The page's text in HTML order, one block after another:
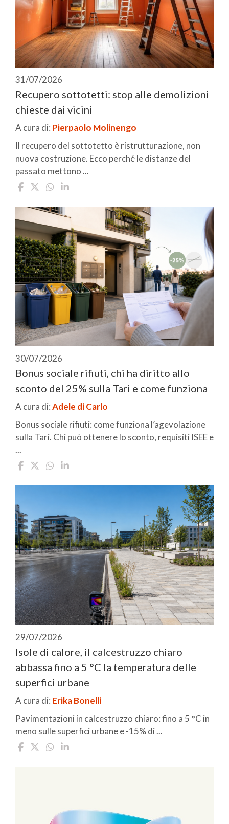
31/07/2026
Recupero sottotetti: stop alle demolizioni
chieste dai vicini
A cura di: Pierpaolo Molinengo
Il recupero del sottotetto è ristrutturazione, non
nuova costruzione. Ecco perché le distanze del
passato mettono ...
30/07/2026
Bonus sociale rifiuti, chi ha diritto allo
sconto del 25% sulla Tari e come funziona
A cura di:Adele di Carlo
Bonus sociale rifiuti: come funziona l’agevolazione
sulla Tari. Chi può ottenere lo sconto, requisiti ISEE e
...
29/07/2026
Isole di calore, il calcestruzzo chiaro
abbassa fino a 5 °C la temperatura delle
superfici urbane
A cura di: Erika Bonelli
Pavimentazioni in calcestruzzo chiaro: fino a 5 °C in
meno sulle superfici urbane e -15% di ...